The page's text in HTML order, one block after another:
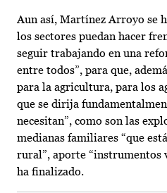
Aun así, Martínez Arroyo se
los sectores puedan hacer
seguir trabajando en una
entre todos”, para que,
para la agricultura, para los
que se dirija
necesitan”, como son las
medianas familiares “que
rural”, aporte “instrumentos
ha finalizado.